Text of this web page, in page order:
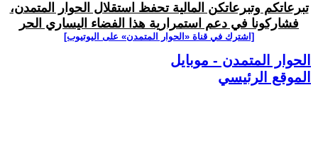
تبرعاتكم وتبرعاتكن المالية تحفظ استقلال الحوار المتمدن،
فشاركونا في دعم استمرارية هذا الفضاء اليساري الحر
[اشترك في قناة ‫«الحوار المتمدن» على اليوتيوب]
الحوار المتمدن - موبايل
الموقع الرئيسي